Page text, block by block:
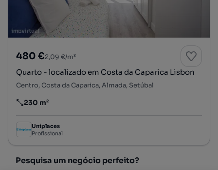
480 €2,09 €/m²
Quarto - localizado em Costa da Caparica Lisbon
Centro, Costa da Caparica, Almada, Setúbal
Preço por metro quadrado
230 m²
Uniplaces
Profissional
Pesquisa um negócio perfeito?